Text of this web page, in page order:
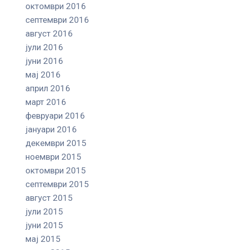
октомври 2016
септември 2016
август 2016
јули 2016
јуни 2016
мај 2016
април 2016
март 2016
февруари 2016
јануари 2016
декември 2015
ноември 2015
октомври 2015
септември 2015
август 2015
јули 2015
јуни 2015
мај 2015